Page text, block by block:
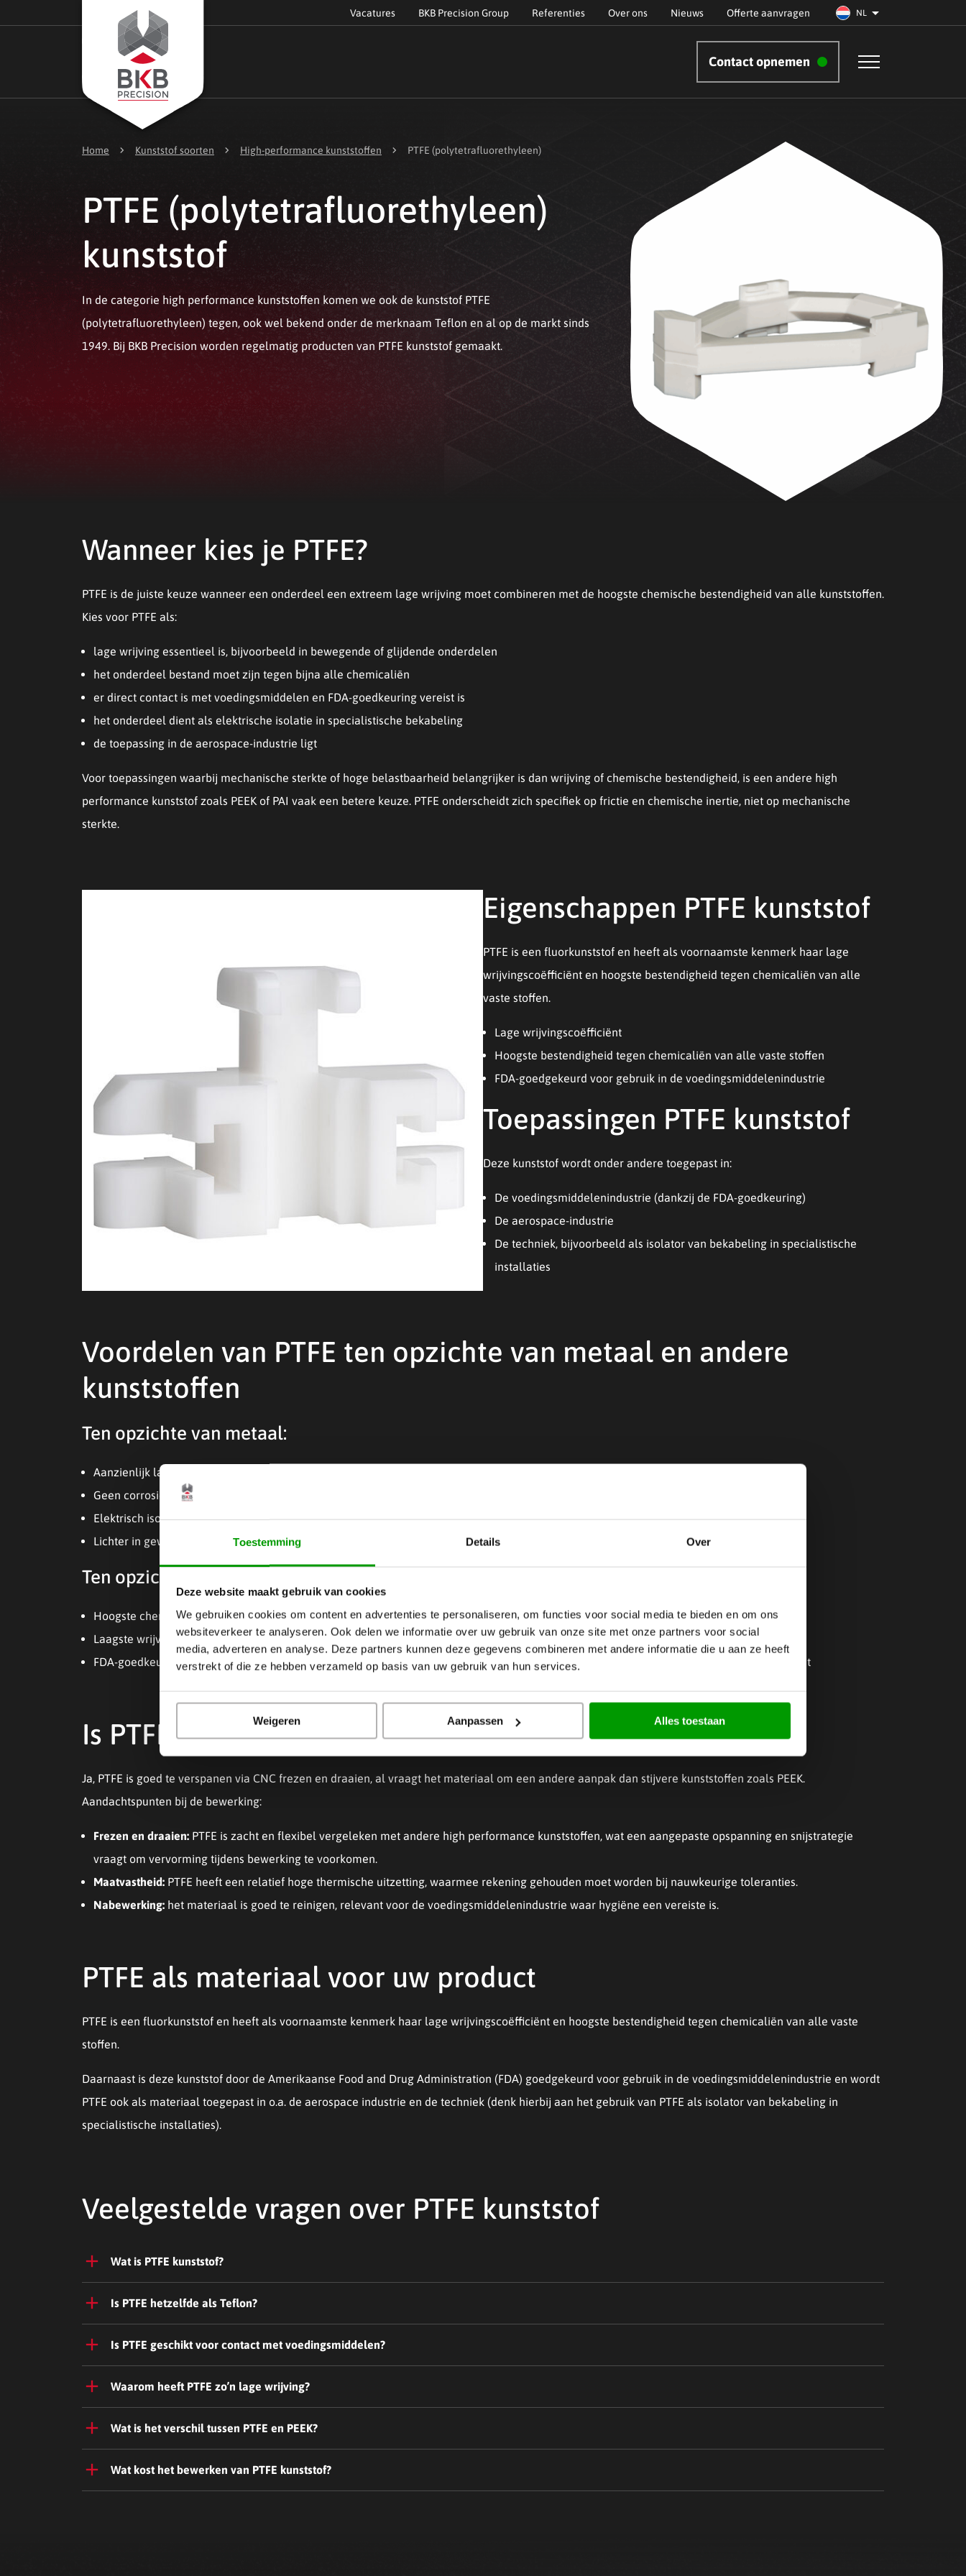
Toestemming Details Over
Deze website maakt gebruik van cookies
We gebruiken cookies om content en advertenties te personaliseren, om functies voor social media te bieden en om ons
websiteverkeer te analyseren. Ook delen we informatie over uw gebruik van onze site met onze partners voor social
media, adverteren en analyse. Deze partners kunnen deze gegevens combineren met andere informatie die u aan ze heeft
verstrekt of die ze hebben verzameld op basis van uw gebruik van hun services.
Weigeren Aanpassen Alles toestaan
Vacatures BKB Precision Group Referenties Over ons Nieuws Offerte aanvragen NL
Contact opnemen
Home chevron_right Kunststof soorten chevron_right High-performance kunststoffen chevron_right PTFE (polytetrafluorethyleen)
PTFE (polytetrafluorethyleen)
kunststof
In de categorie high performance kunststoffen komen we ook de kunststof PTFE
(polytetrafluorethyleen) tegen, ook wel bekend onder de merknaam Teflon en al op de markt sinds
1949. Bij BKB Precision worden regelmatig producten van PTFE kunststof gemaakt.
Wanneer kies je PTFE?
PTFE is de juiste keuze wanneer een onderdeel een extreem lage wrijving moet combineren met de hoogste chemische bestendigheid van alle kunststoffen.
Kies voor PTFE als:
lage wrijving essentieel is, bijvoorbeeld in bewegende of glijdende onderdelen
het onderdeel bestand moet zijn tegen bijna alle chemicaliën
er direct contact is met voedingsmiddelen en FDA-goedkeuring vereist is
het onderdeel dient als elektrische isolatie in specialistische bekabeling
de toepassing in de aerospace-industrie ligt
Voor toepassingen waarbij mechanische sterkte of hoge belastbaarheid belangrijker is dan wrijving of chemische bestendigheid, is een andere high
performance kunststof zoals PEEK of PAI vaak een betere keuze. PTFE onderscheidt zich specifiek op frictie en chemische inertie, niet op mechanische
sterkte.
Eigenschappen PTFE kunststof
PTFE is een fluorkunststof en heeft als voornaamste kenmerk haar lage
wrijvingscoëfficiënt en hoogste bestendigheid tegen chemicaliën van alle
vaste stoffen.
Lage wrijvingscoëfficiënt
Hoogste bestendigheid tegen chemicaliën van alle vaste stoffen
FDA-goedgekeurd voor gebruik in de voedingsmiddelenindustrie
Toepassingen PTFE kunststof
Deze kunststof wordt onder andere toegepast in:
De voedingsmiddelenindustrie (dankzij de FDA-goedkeuring)
De aerospace-industrie
De techniek, bijvoorbeeld als isolator van bekabeling in specialistische
installaties
Voordelen van PTFE ten opzichte van metaal en andere
kunststoffen
Ten opzichte van metaal:
Aanzienlijk lagere wrijving, vaak zonder smering nodig
Geen corrosie, ook niet bij de meest agressieve chemicaliën
Elektrisch isolerend, waar metaal juist geleidt
Lichter in gewicht
Ten opzichte van andere kunststoffen:
Hoogste chemische bestendigheid van alle kunststoffen, hoger dan PEEK of PPS
Laagste wrijvingscoëfficiënt binnen de high performance kunststoffen, wat het uniek maakt voor glij- en bewegingstoepassingen
FDA-goedkeuring maakt het specifiek geschikt voor voedingsmiddelencontact, waar PEEK dat ook kan maar minder vaak voor wordt ingezet
Is PTFE goed te frezen en te draaien?
Ja, PTFE is goed te verspanen via CNC frezen en draaien, al vraagt het materiaal om een andere aanpak dan stijvere kunststoffen zoals PEEK.
Aandachtspunten bij de bewerking:
Frezen en draaien: PTFE is zacht en flexibel vergeleken met andere high performance kunststoffen, wat een aangepaste opspanning en snijstrategie
vraagt om vervorming tijdens bewerking te voorkomen.
Maatvastheid: PTFE heeft een relatief hoge thermische uitzetting, waarmee rekening gehouden moet worden bij nauwkeurige toleranties.
Nabewerking: het materiaal is goed te reinigen, relevant voor de voedingsmiddelenindustrie waar hygiëne een vereiste is.
PTFE als materiaal voor uw product
PTFE is een fluorkunststof en heeft als voornaamste kenmerk haar lage wrijvingscoëfficiënt en hoogste bestendigheid tegen chemicaliën van alle vaste
stoffen.
Daarnaast is deze kunststof door de Amerikaanse Food and Drug Administration (FDA) goedgekeurd voor gebruik in de voedingsmiddelenindustrie en wordt
PTFE ook als materiaal toegepast in o.a. de aerospace industrie en de techniek (denk hierbij aan het gebruik van PTFE als isolator van bekabeling in
specialistische installaties).
Veelgestelde vragen over PTFE kunststof
Wat is PTFE kunststof?
Is PTFE hetzelfde als Teflon?
Is PTFE geschikt voor contact met voedingsmiddelen?
Waarom heeft PTFE zo’n lage wrijving?
Wat is het verschil tussen PTFE en PEEK?
Wat kost het bewerken van PTFE kunststof?